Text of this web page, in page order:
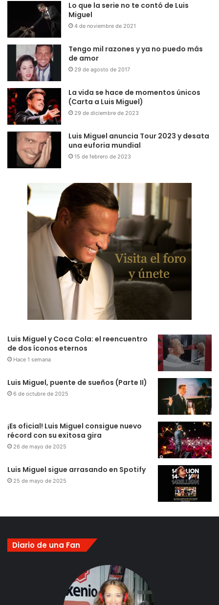
Lo que la serie no te contó de Luis
Miguel
4 de noviembre de 2021
Tengo mil razones y ya no puedo más
de amor
29 de agosto de 2017
La vida se hace de momentos únicos
(Carta a Luis Miguel)
29 de diciembre de 2023
Luis Miguel anuncia Tour 2023 y desata
una euforia mundial
15 de febrero de 2023
Luis Miguel y Coca Cola: el reencuentro
de dos íconos eternos
Hace 1 semana
Luis Miguel, puente de sueños (Parte II)
6 de octubre de 2025
¡Es oficial! Luis Miguel consigue nuevo
récord con su exitosa gira
26 de mayo de 2025
Luis Miguel sigue arrasando en Spotify
25 de mayo de 2025
Diario de una Fan